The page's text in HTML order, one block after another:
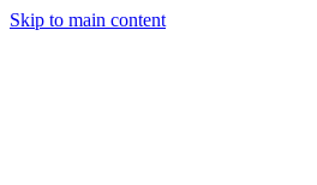
Skip to main content